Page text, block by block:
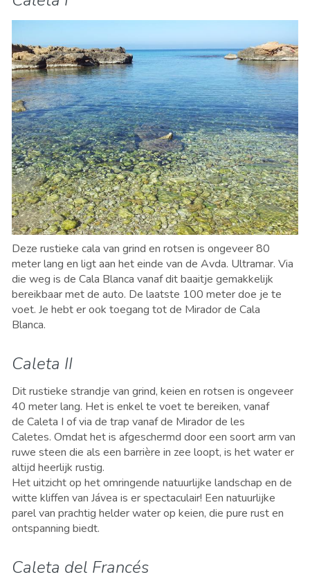
Deze rustieke cala van grind en rotsen is ongeveer 80
meter lang en ligt aan het einde van de Avda. Ultramar. Via
die weg is de Cala Blanca vanaf dit baaitje gemakkelijk
bereikbaar met de auto. De laatste 100 meter doe je te
voet. Je hebt er ook toegang tot de Mirador de Cala
Blanca.
Caleta II
Dit rustieke strandje van grind, keien en rotsen is ongeveer
40 meter lang. Het is enkel te voet te bereiken, vanaf
de Caleta I of via de trap vanaf de Mirador de les
Caletes. Omdat het is afgeschermd door een soort arm van
ruwe steen die als een barrière in zee loopt, is het water er
altijd heerlijk rustig.
Hetuitzichtop het omringende natuurlijke landschap en de
witte kliffen van Jávea is er spectaculair! Een natuurlijke
parel van prachtig helderwaterop keien, die pure rust en
ontspanning biedt.
Caleta del Francés